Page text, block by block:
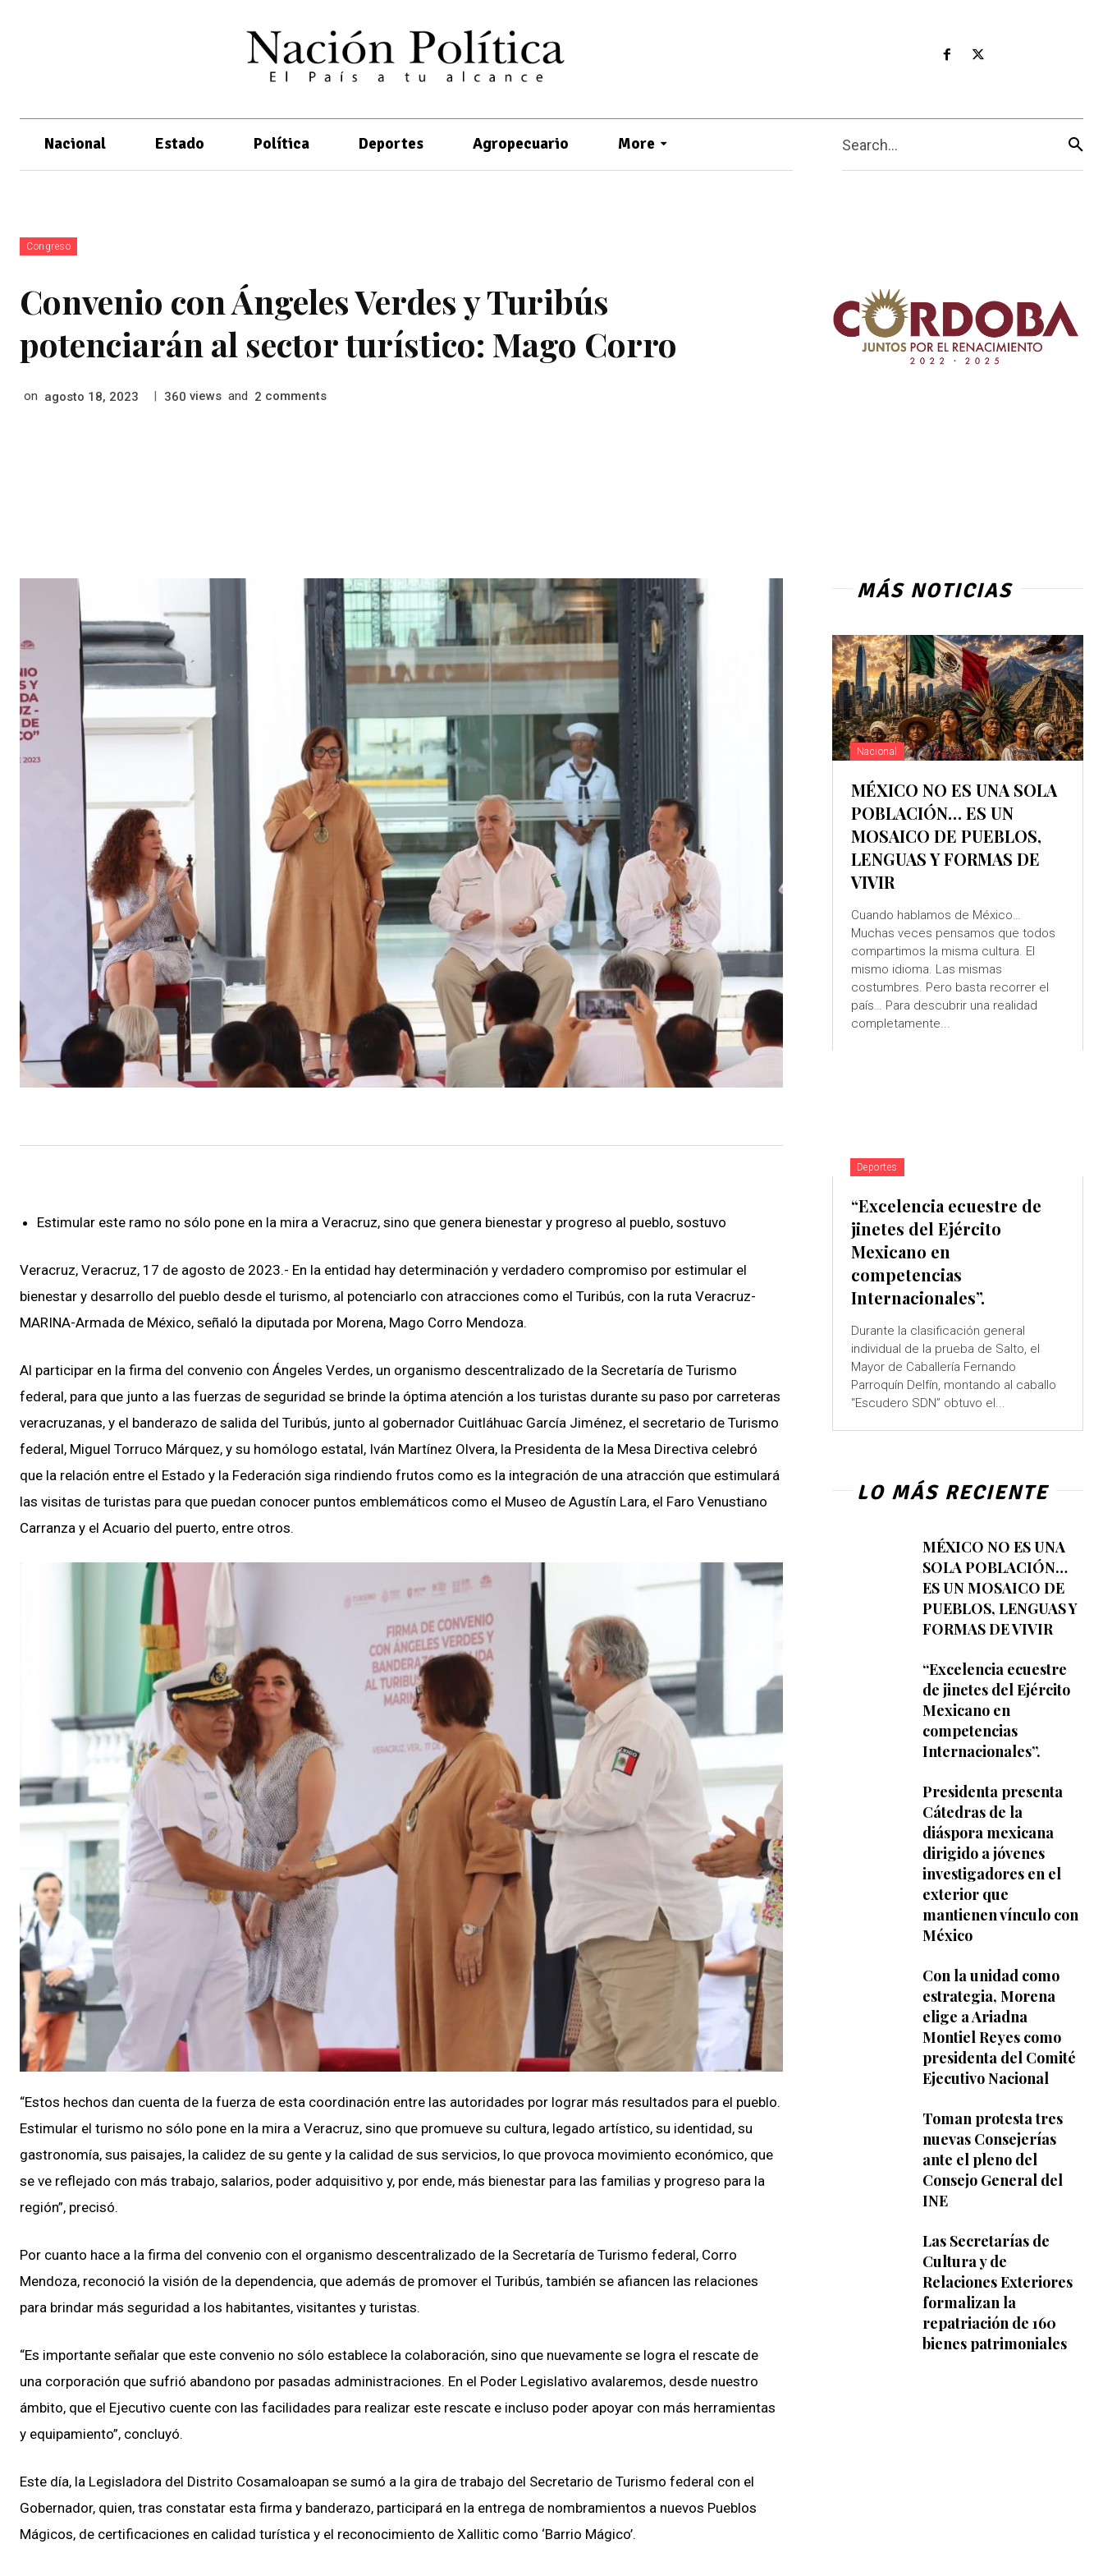
Nacional Estado Política Deportes Agropecuario More Search...
Congreso
Convenio con Ángeles Verdes y Turibús
potenciarán al sector turístico: Mago Corro
on agosto 18, 2023 360 views and 2 comments
Estimular este ramo no sólo pone en la mira a Veracruz, sino que genera bienestar y progreso al pueblo, sostuvo
Veracruz, Veracruz, 17 de agosto de 2023.- En la entidad hay determinación y verdadero compromiso por estimular el
bienestar y desarrollo del pueblo desde el turismo, al potenciarlo con atracciones como el Turibús, con la ruta Veracruz-
MARINA-Armada de México, señaló la diputada por Morena, Mago Corro Mendoza.
Al participar en la firma del convenio con Ángeles Verdes, un organismo descentralizado de la Secretaría de Turismo
federal, para que junto a las fuerzas de seguridad se brinde la óptima atención a los turistas durante su paso por carreteras
veracruzanas, y el banderazo de salida del Turibús, junto al gobernador Cuitláhuac García Jiménez, el secretario de Turismo
federal, Miguel Torruco Márquez, y su homólogo estatal, Iván Martínez Olvera, la Presidenta de la Mesa Directiva celebró
que la relación entre el Estado y la Federación siga rindiendo frutos como es la integración de una atracción que estimulará
las visitas de turistas para que puedan conocer puntos emblemáticos como el Museo de Agustín Lara, el Faro Venustiano
Carranza y el Acuario del puerto, entre otros.
“Estos hechos dan cuenta de la fuerza de esta coordinación entre las autoridades por lograr más resultados para el pueblo.
Estimular el turismo no sólo pone en la mira a Veracruz, sino que promueve su cultura, legado artístico, su identidad, su
gastronomía, sus paisajes, la calidez de su gente y la calidad de sus servicios, lo que provoca movimiento económico, que
se ve reflejado con más trabajo, salarios, poder adquisitivo y, por ende, más bienestar para las familias y progreso para la
región”, precisó.
Por cuanto hace a la firma del convenio con el organismo descentralizado de la Secretaría de Turismo federal, Corro
Mendoza, reconoció la visión de la dependencia, que además de promover el Turibús, también se afiancen las relaciones
para brindar más seguridad a los habitantes, visitantes y turistas.
“Es importante señalar que este convenio no sólo establece la colaboración, sino que nuevamente se logra el rescate de
una corporación que sufrió abandono por pasadas administraciones. En el Poder Legislativo avalaremos, desde nuestro
ámbito, que el Ejecutivo cuente con las facilidades para realizar este rescate e incluso poder apoyar con más herramientas
y equipamiento”, concluyó.
Este día, la Legisladora del Distrito Cosamaloapan se sumó a la gira de trabajo del Secretario de Turismo federal con el
Gobernador, quien, tras constatar esta firma y banderazo, participará en la entrega de nombramientos a nuevos Pueblos
Mágicos, de certificaciones en calidad turística y el reconocimiento de Xallitic como ‘Barrio Mágico’.
MÁS NOTICIAS
Nacional
MÉXICO NO ES UNA SOLA
POBLACIÓN… ES UN
MOSAICO DE PUEBLOS,
LENGUAS Y FORMAS DE
VIVIR
Cuando hablamos de México…
Muchas veces pensamos que todos
compartimos la misma cultura. El
mismo idioma. Las mismas
costumbres. Pero basta recorrer el
país… Para descubrir una realidad
completamente...
Deportes
“Excelencia ecuestre de
jinetes del Ejército
Mexicano en
competencias
Internacionales”.
Durante la clasificación general
individual de la prueba de Salto, el
Mayor de Caballería Fernando
Parroquín Delfín, montando al caballo
“Escudero SDN” obtuvo el...
LO MÁS RECIENTE
MÉXICO NO ES UNA
SOLA POBLACIÓN…
ES UN MOSAICO DE
PUEBLOS, LENGUAS Y
FORMAS DE VIVIR
“Excelencia ecuestre
de jinetes del Ejército
Mexicano en
competencias
Internacionales”.
Presidenta presenta
Cátedras de la
diáspora mexicana
dirigido a jóvenes
investigadores en el
exterior que
mantienen vínculo con
México
Con la unidad como
estrategia, Morena
elige a Ariadna
Montiel Reyes como
presidenta del Comité
Ejecutivo Nacional
Toman protesta tres
nuevas Consejerías
ante el pleno del
Consejo General del
INE
Las Secretarías de
Cultura y de
Relaciones Exteriores
formalizan la
repatriación de 160
bienes patrimoniales